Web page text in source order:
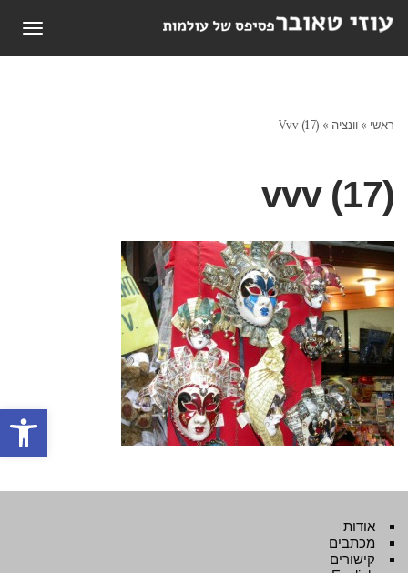
פתח
ראשי »וונציה »
Vvv (17)
vvv (17)
אודות
מכתבים
קישורים